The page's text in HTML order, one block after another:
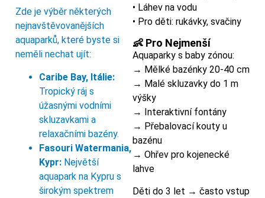
Zde je výběr některých
nejnavštěvovanějších
aquaparků, které byste si
neměli nechat ujít:
Caribe Bay, Itálie:
Tropický ráj s
úžasnými vodními
skluzavkami a
relaxačními bazény.
Fasouri Watermania,
Kypr: Největší
aquapark na Kypru s
širokým spektrem
• Láhev na vodu
• Pro děti: rukávky, svačiny
👶 Pro Nejmenší
Aquaparky s baby zónou:
→ Mělké bazénky 20-40 cm
→ Malé skluzavky do 1 m
výšky
→ Interaktivní fontány
→ Přebalovací kouty u
bazénu
→ Ohřev pro kojenecké
lahve
Děti do 3 let → často vstup